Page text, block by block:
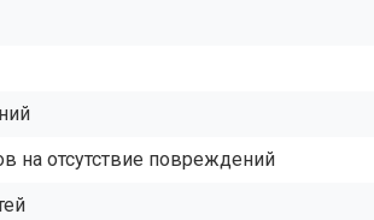
на отсутствие повреждений